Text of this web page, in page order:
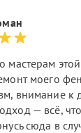
мастерам
моего
внимание к
— всё,
сюда в